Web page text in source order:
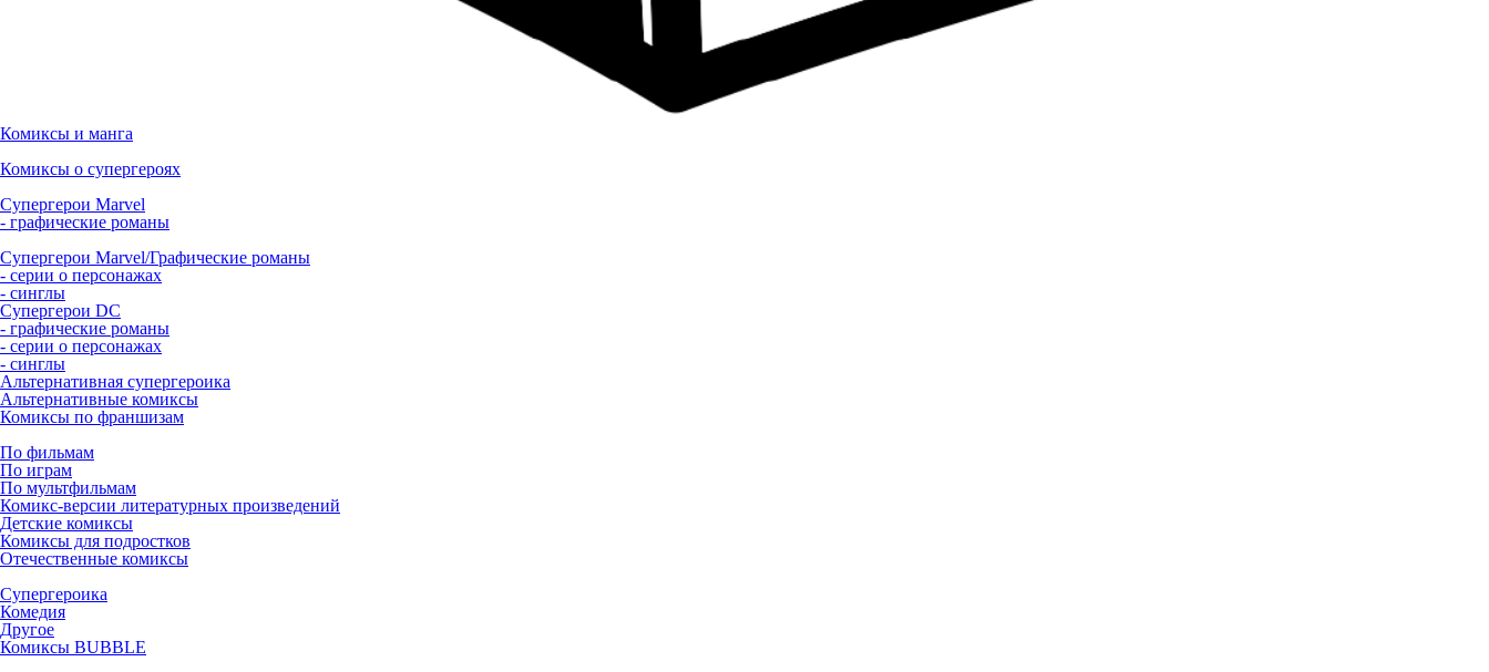
Комиксы и манга
Комиксы о супергероях
Супергерои Marvel
- графические романы
Супергерои Marvel/Графические романы
- серии о персонажах
- синглы
Супергерои DC
- графические романы
- серии о персонажах
- синглы
Альтернативная супергероика
Альтернативные комиксы
Комиксы по франшизам
По фильмам
По играм
По мультфильмам
Комикс-версии литературных произведений
Детские комиксы
Комиксы для подростков
Отечественные комиксы
Супергероика
Комедия
Другое
Комиксы BUBBLE